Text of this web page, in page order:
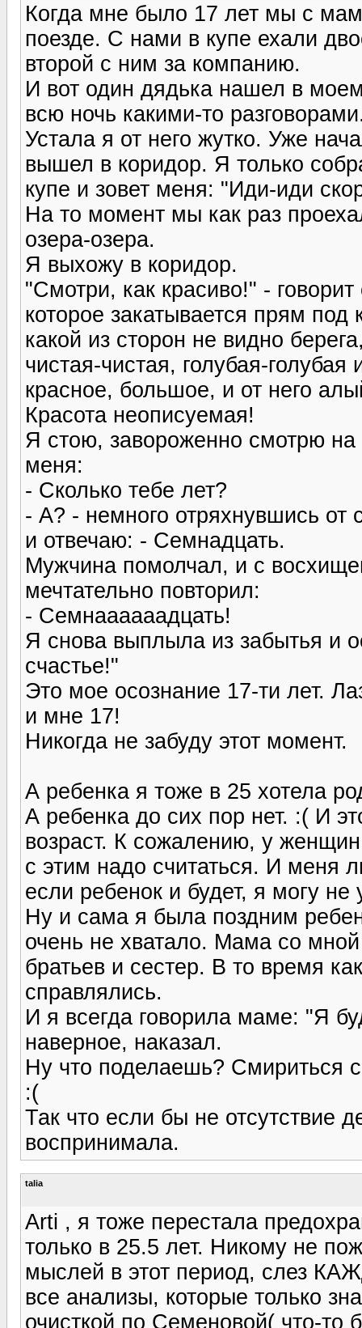
Когда мне было 17 лет мы с
поезде. С нами в купе ехали
второй с ним за компанию.
И вот один дядька нашел в
всю ночь какими-то
Устала я от него жутко. Уже
вышел в коридор. Я только
купе и зовет меня: "Иди-иди
На то момент мы как раз
озера-озера.
Я выхожу в коридор.
"Смотри, как красиво!" -
которое закатывается прям под
какой из сторон не видно
чистая-чистая, голубая-
красное, большое, и от него
Красота неописуемая!
Я стою, завороженно смотрю на
меня:
- Сколько тебе лет?
- А? - немного отряхнувшись от
и отвечаю: - Семнадцать.
Мужчина помолчал, и с
мечтательно повторил:
- Семнаааааадцать!
Я снова выплыла из забытья и
счастье!"
Это мое осознание 17-ти лет.
и мне 17!
Никогда не забуду этот момент.
А ребенка я тоже в 25 хотела
А ребенка до сих пор нет. :( И
возраст. К сожалению, у
с этим надо считаться. И меня
если ребенок и будет, я могу не
Ну и сама я была поздним
очень не хватало. Мама со
братьев и сестер. В то время
справлялись.
И я всегда говорила маме: "Я
наверное, наказал.
Ну что поделаешь? Смириться
:(
Так что если бы не отсутствие
воспринимала.
talia
Arti , я тоже перестала
только в 25.5 лет. Никому не
мыслей в этот период, слез
все анализы, которые только
очисткой по Семеновой( что-то